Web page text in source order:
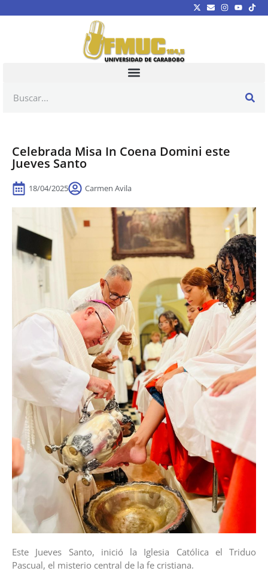
Celebrada Misa In Coena Domini este
Jueves Santo
18/04/2025 Carmen Avila
Este Jueves Santo, inició la Iglesia Católica el Triduo
Pascual, el misterio central de la fe cristiana.